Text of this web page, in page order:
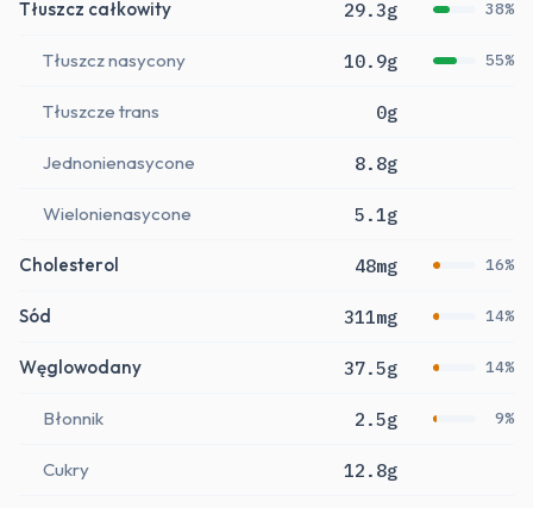
Tłuszcz całkowity 29.3g 38%
Tłuszcz nasycony 10.9g 55%
Tłuszcze trans 0g
Jednonienasycone 8.8g
Wielonienasycone 5.1g
Cholesterol 48mg 16%
Sód 311mg 14%
Węglowodany 37.5g 14%
Błonnik 2.5g 9%
Cukry 12.8g